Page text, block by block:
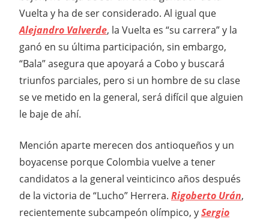
Vuelta y ha de ser considerado. Al igual que
Alejandro Valverde, la Vuelta es “su carrera” y la
ganó en su última participación, sin embargo,
“Bala” asegura que apoyará a Cobo y buscará
triunfos parciales, pero si un hombre de su clase
se ve metido en la general, será difícil que alguien
le baje de ahí.
Mención aparte merecen dos antioqueños y un
boyacense porque Colombia vuelve a tener
candidatos a la general veinticinco años después
de la victoria de “Lucho” Herrera. Rigoberto Urán,
recientemente subcampeón olímpico, ySergio